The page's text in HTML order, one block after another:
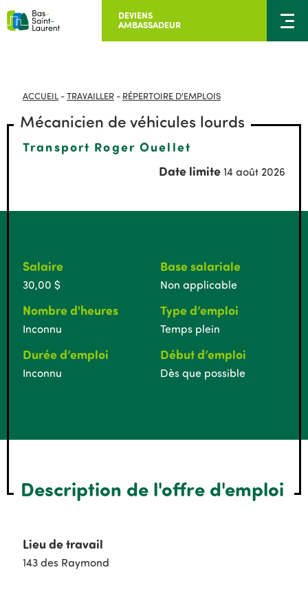
DEVIENS
AMBASSADEUR
ACCUEIL -TRAVAILLER- RÉPERTOIRE D'EMPLOIS
Mécanicien de véhicules lourds
Transport Roger Ouellet
Date limite 14 août 2026
Salaire
30,00 $
Base salariale
Non applicable
Nombre d'heures
Inconnu
Type d’emploi
Temps plein
Durée d’emploi
Inconnu
Début d’emploi
Dès que possible
Description de l'offre d'emploi
Lieu de travail
143 des Raymond